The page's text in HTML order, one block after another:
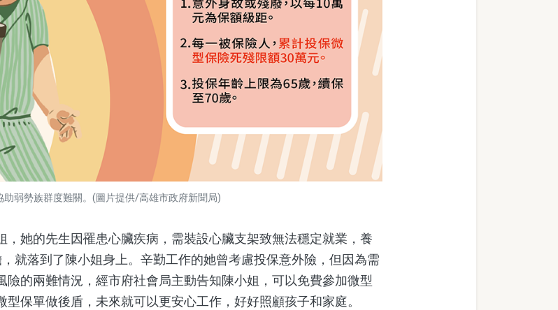
助弱勢族群度難關。(圖片提供/高雄市政府新聞局)
她的先生因罹患心臟疾病，需裝設心臟支架致無法穩定就業，養
就落到了陳小姐身上。辛勤工作的她曾考慮投保意外險，但因為需
的兩難情況，經市府社會局主動告知陳小姐，可以免費參加微型
保單做後盾，未來就可以更安心工作，好好照顧孩子和家庭。